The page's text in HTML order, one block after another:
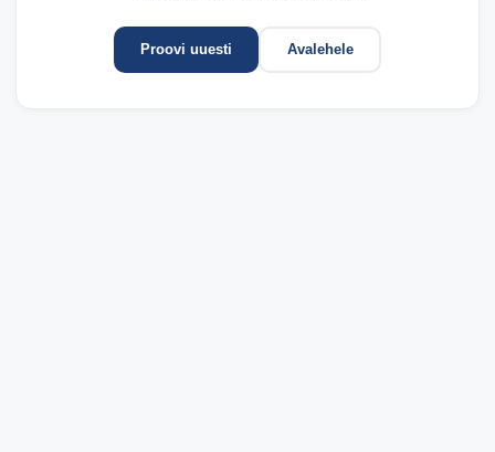
Proovi uuesti Avalehele